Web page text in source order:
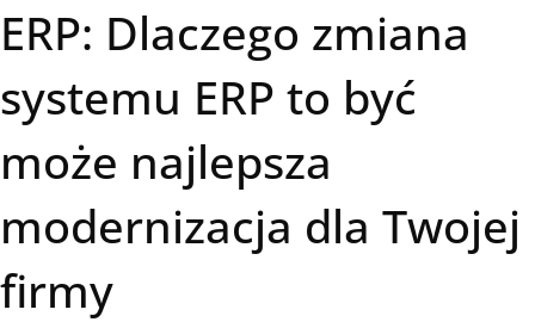
ERP: Dlaczego zmiana
systemu ERP to być
może najlepsza
modernizacja dla Twojej
firmy